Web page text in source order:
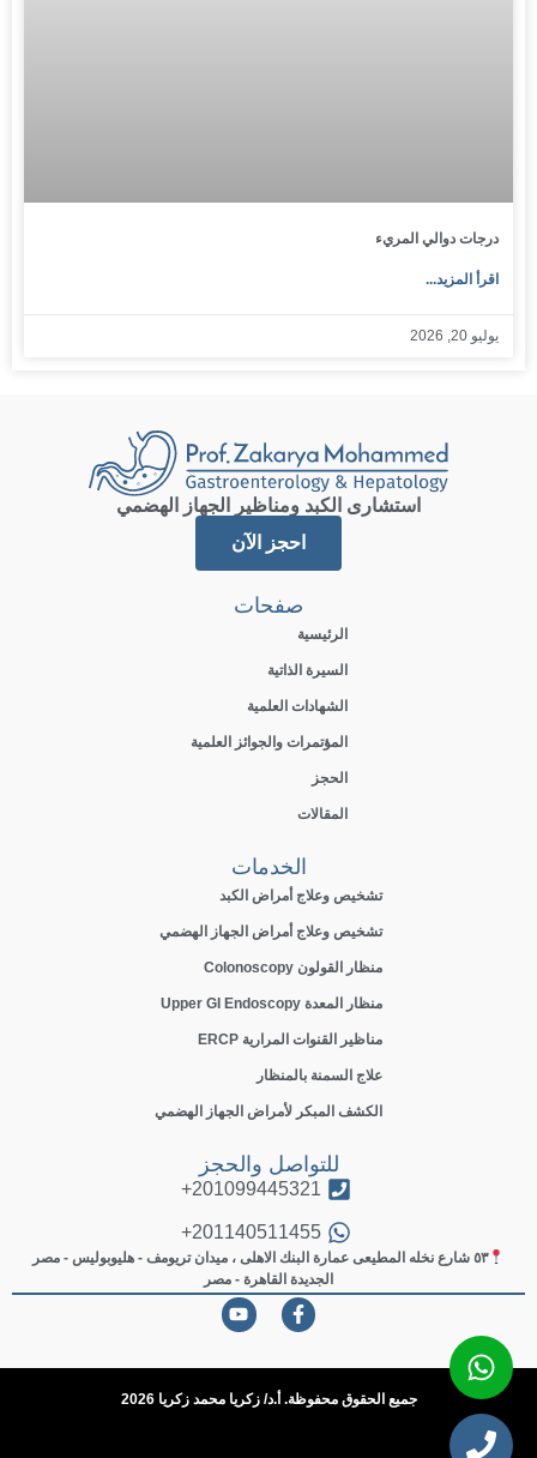
درجات دوالي المريء
اقرأ المزيد...
يوليو 20, 2026
استشارى الكبد ومناظير الجهاز الهضمي
احجز الآن
صفحات
الرئيسية
السيرة الذاتية
الشهادات العلمية
المؤتمرات والجوائز العلمية
الحجز
المقالات
الخدمات
تشخيص وعلاج أمراض الكبد
تشخيص وعلاج أمراض الجهاز الهضمي
منظار القولون Colonoscopy
منظار المعدة Upper GI Endoscopy
مناظير القنوات المرارية ERCP
علاج السمنة بالمنظار
الكشف المبكر لأمراض الجهاز الهضمي
للتواصل والحجز
201099445321+
201140511455+
٥٣ شارع نخله المطيعى عمارة البنك الاهلى ، ميدان تريومف - هليوبوليس - مصر
الجديدة القاهرة - مصر
جميع الحقوق محفوظة. أ.د/ زكريا محمد زكريا 2026